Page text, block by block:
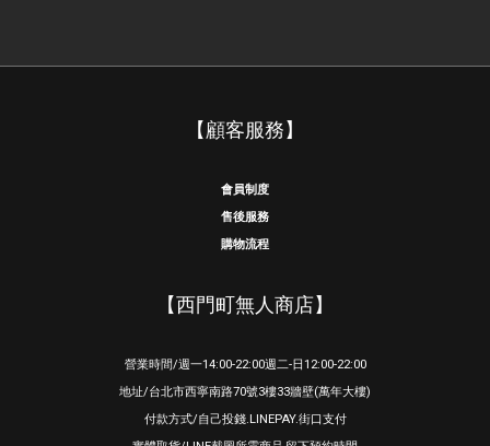
【顧客服務】
會員制度
售後服務
購物流程
【西門町無人商店】
營業時間/週一14:00-22:00週二-日12:00-22:00
地址/台北市西寧南路70號3樓33牆壁(萬年大樓)
付款方式/自己投錢.LINEPAY.街口支付